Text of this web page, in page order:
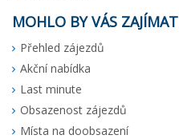
MOHLO BY VÁS ZAJÍMAT
Přehled zájezdů
Akční nabídka
Last minute
Obsazenost zájezdů
Místa na doobsazení